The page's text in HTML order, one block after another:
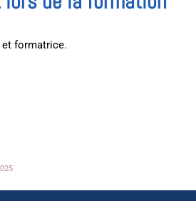
formatrice.